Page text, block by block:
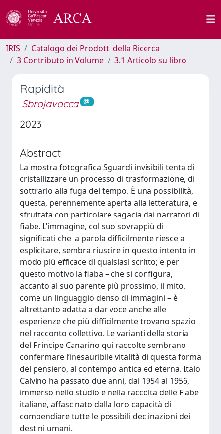
IRIS
Catalogo dei Prodotti della Ricerca
3 Contributo in Volume
3.1 Articolo su libro
Rapidità
Sbrojavacca
2023
Abstract
La mostra fotografica Sguardi invisibili tenta di
cristallizzare un processo di trasformazione, di
sottrarlo alla fuga del tempo. È una possibilità,
questa, perennemente aperta alla letteratura, e
sfruttata con particolare sagacia dai narratori di
fiabe. L’immagine, col suo sovrappiù di
significati che la parola difficilmente riesce a
esplicitare, sembra riuscire in questo intento in
modo più efficace di qualsiasi scritto; e per
questo motivo la fiaba – che si configura,
accanto al suo parente più prossimo, il mito,
come un linguaggio denso di immagini – è
altrettanto adatta a dar voce anche alle
esperienze che più difficilmente trovano spazio
nel racconto collettivo. Le varianti della storia
del Principe Canarino qui raccolte sembrano
confermare l’inesauribile vitalità di questa forma
del pensiero, al contempo antica ed eterna. Italo
Calvino ha passato due anni, dal 1954 al 1956,
immerso nello studio e nella raccolta delle Fiabe
italiane, affascinato dalla loro capacità di
compendiare tutte le possibili declinazioni dei
destini umani.